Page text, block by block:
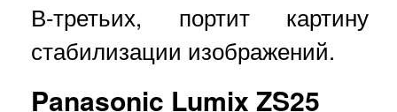
В-третьих, портит картину
стабилизации изображений.
Panasonic Lumix ZS25